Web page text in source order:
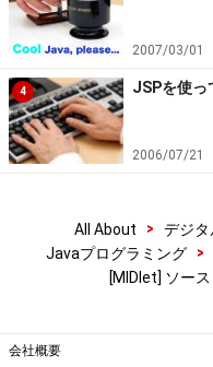
2007/03/01
4 JSPを使っ
2006/07/21
All About > デジタ
Javaプログラミング
>
[MIDlet] ソー
会社概要